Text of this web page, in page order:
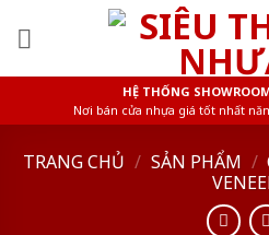
HỆ THỐNG
Nơi bán cửa nhựa giá tốt nhất
TRANG CHỦ / SẢN PHẨM /